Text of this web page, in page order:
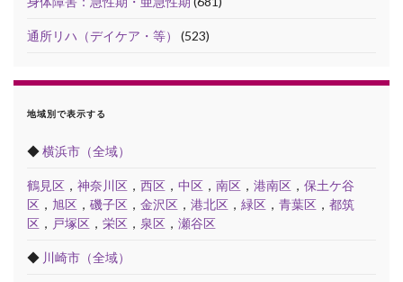
通所リハ（デイケア・等） (523)
地域別で表示する
◆横浜市（全域）
鶴見区 ， 神奈川区 ， 西区 ， 中区 ， 南区 ， 港南区 ， 保土ケ谷
区 ， 旭区 ， 磯子区 ， 金沢区 ， 港北区 ， 緑区 ， 青葉区 ， 都筑
区 ， 戸塚区 ， 栄区 ， 泉区 ， 瀬谷区
◆ 川崎市（全域）